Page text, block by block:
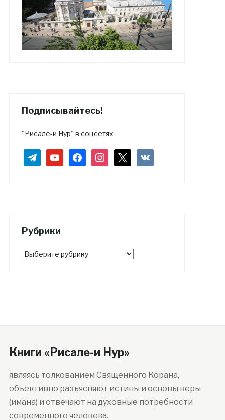
Подписывайтесь!
"Рисале-и Нур" в соцсетях
telegramyoutubefacebookinstagram vkontakte
Рубрики
Рубрики
Книги «Рисале-и Нур»
являясь толкованием Священного Корана,
объективно разъясняют истины и основы веры
(имана) и отвечают на духовные потребности
современного человека.